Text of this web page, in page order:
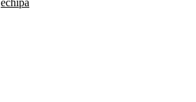
echipă